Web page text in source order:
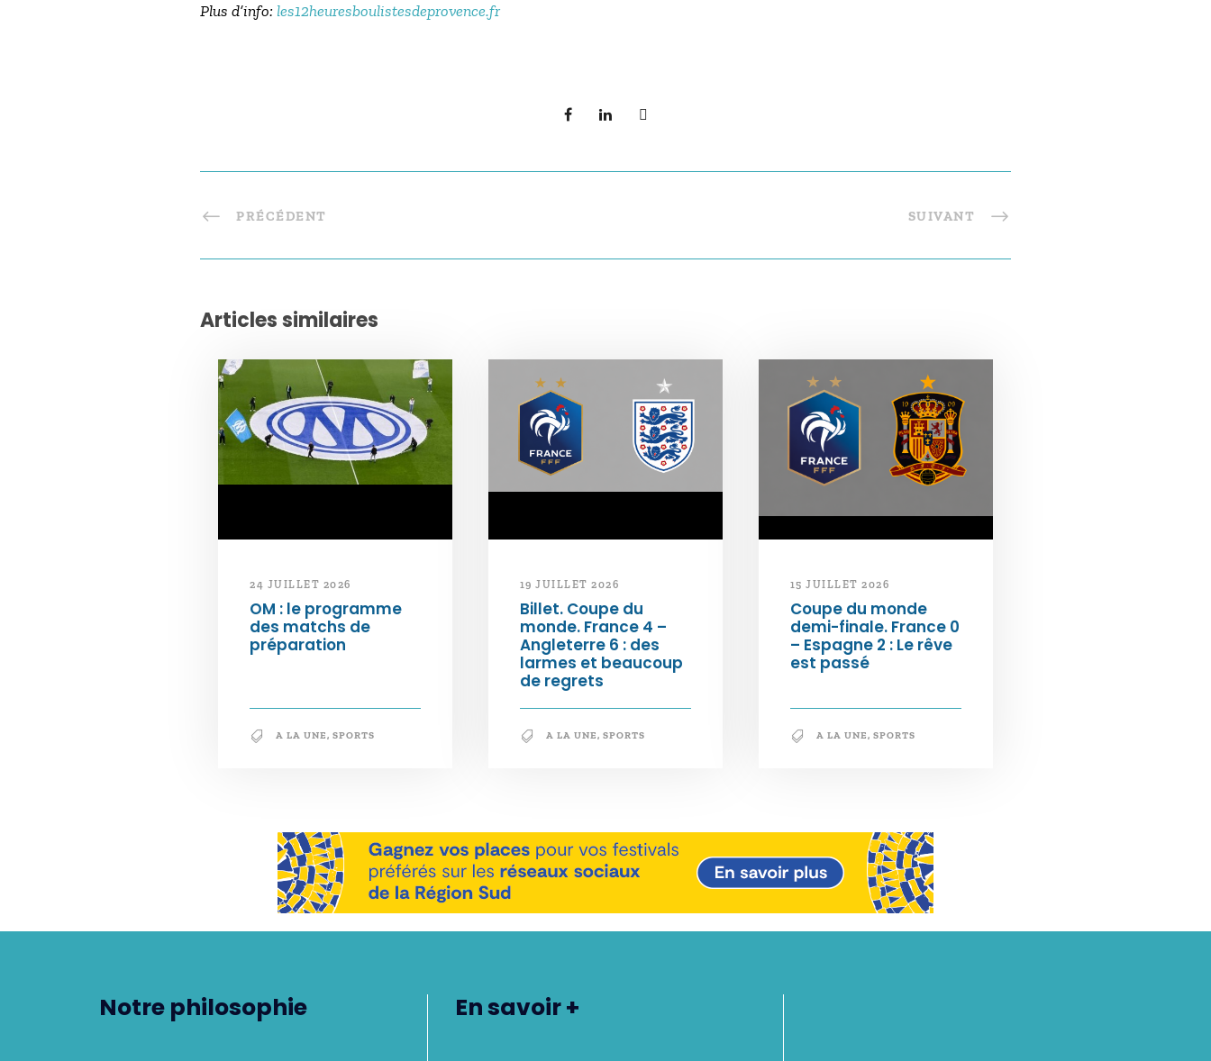
Plus d’info: les12heuresboulistesdeprovence.fr
PRÉCÉDENT SUIVANT
Articles similaires
24 JUILLET 2026
OM : le programme
des matchs de
préparation
A LA UNE, SPORTS
19 JUILLET 2026
Billet. Coupe du
monde. France 4 –
Angleterre 6 : des
larmes et beaucoup
de regrets
A LA UNE, SPORTS
15 JUILLET 2026
Coupe du monde
demi-finale. France 0
– Espagne 2 : Le rêve
est passé
A LA UNE, SPORTS
Notre philosophie En savoir +